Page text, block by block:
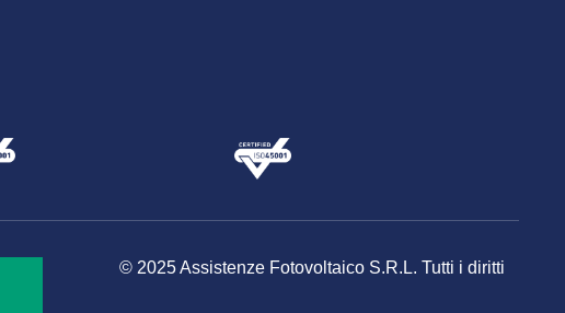
© 2025 Assistenze Fotovoltaico S.R.L. Tutti i diritti